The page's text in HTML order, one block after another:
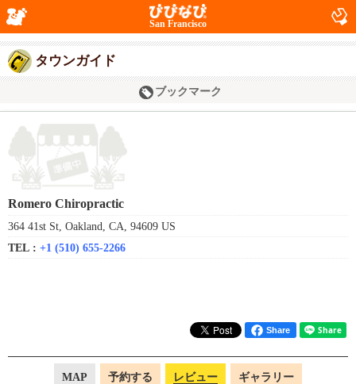
San Francisco
タウンガイド
ブックマーク
Romero Chiropractic
364 41st St, Oakland, CA, 94609 US
TEL : +1 (510) 655-2266
Share
MAP 予約する レビュー ギャラリー